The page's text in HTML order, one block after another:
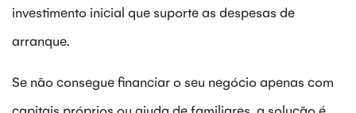
investimento inicial que suporte as despesas de
arranque.
Se não consegue financiar o seu negócio apenas com
capitais próprios ou ajuda de familiares, a solução é